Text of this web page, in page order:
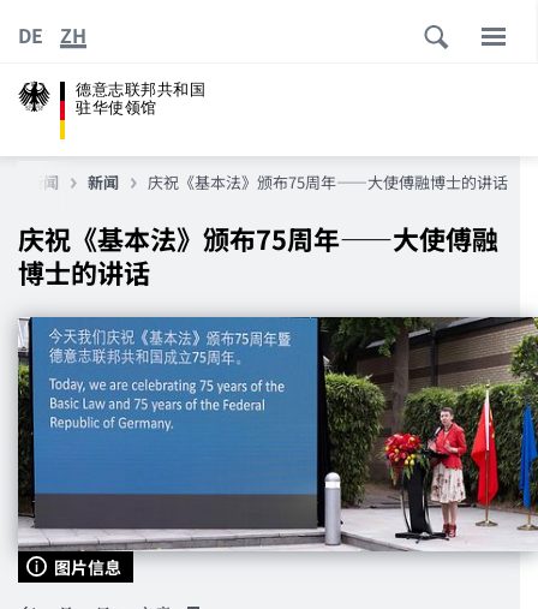
德意志联邦共和国
驻华使领馆
DE ZH
新闻 新闻 庆祝《基本法》颁布75周年——大使傅融博士的讲话
庆祝《基本法》颁布75周年——大使傅融
博士的讲话
图片信息